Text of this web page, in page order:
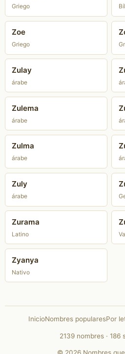
Griego
Zoe
Griego
Zulay
árabe
Zulema
árabe
Zulma
árabe
Zuly
árabe
Zurama
Latino
Zyanya
Nativo
InicioNombres popularesPor
2139 nombres · 186